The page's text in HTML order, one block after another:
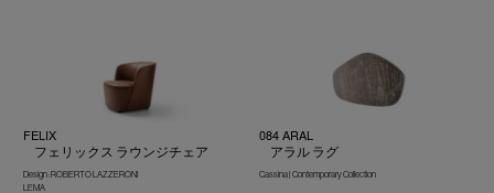
FELIX
フェリックス ラウンジチェア
Design : ROBERTO LAZZERONI
LEMA
084 ARAL
アラル ラグ
Cassina | Contemporary Collection